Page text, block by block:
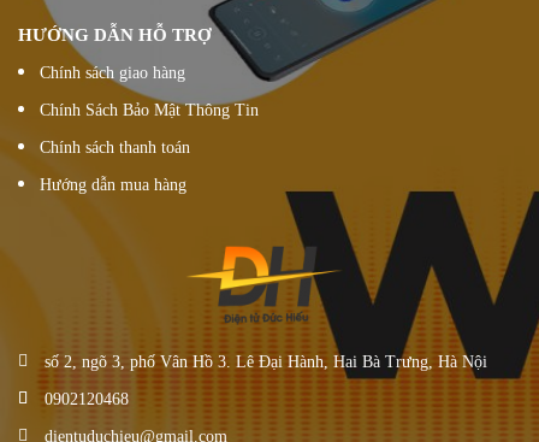
HƯỚNG DẪN HỖ TRỢ
Chính sách giao hàng
Chính Sách Bảo Mật Thông Tin
Chính sách thanh toán
Hướng dẫn mua hàng
số 2, ngõ 3, phố Vân Hồ 3. Lê Đại Hành, Hai Bà Trưng, Hà Nội
0902120468
dientuduchieu@gmail.com